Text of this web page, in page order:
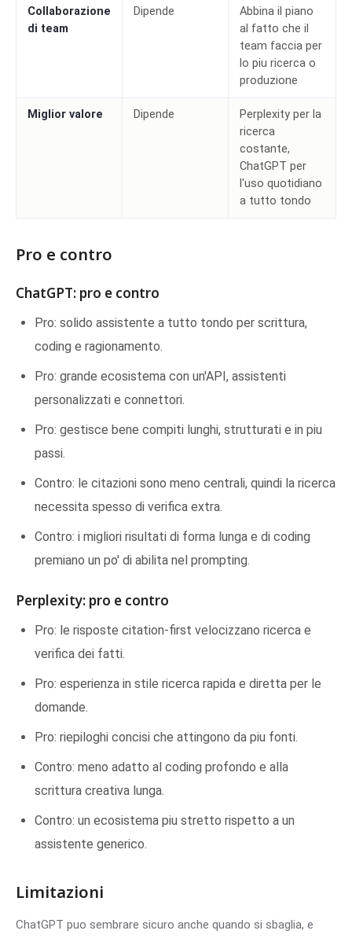
Collaborazione
di team
Dipende
Abbina il piano
al fatto che il
team faccia per
lo piu ricerca o
produzione
Miglior valore Dipende
Perplexity per la
ricerca
costante,
ChatGPT per
l'uso quotidiano
a tutto tondo
Pro e contro
ChatGPT: pro e contro
Pro: solido assistente a tutto tondo per scrittura,
coding e ragionamento.
Pro: grande ecosistema con un'API, assistenti
personalizzati e connettori.
Pro: gestisce bene compiti lunghi, strutturati e in piu
passi.
Contro: le citazioni sono meno centrali, quindi la ricerca
necessita spesso di verifica extra.
Contro: i migliori risultati di forma lunga e di coding
premiano un po' di abilita nel prompting.
Perplexity: pro e contro
Pro: le risposte citation-first velocizzano ricerca e
verifica dei fatti.
Pro: esperienza in stile ricerca rapida e diretta per le
domande.
Pro: riepiloghi concisi che attingono da piu fonti.
Contro: meno adatto al coding profondo e alla
scrittura creativa lunga.
Contro: un ecosistema piu stretto rispetto a un
assistente generico.
Limitazioni
ChatGPT puo sembrare sicuro anche quando si sbaglia, e